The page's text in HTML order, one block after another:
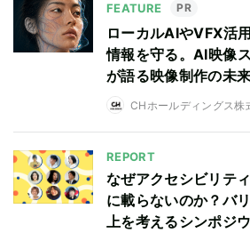
FEATURE PR
ローカルAIやVFX活
情報を守る。AI映像
が語る映像制作の未来
CHホールディングス株
REPORT
なぜアクセシビリテ
に載らないのか？バ
上を考えるシンポジ